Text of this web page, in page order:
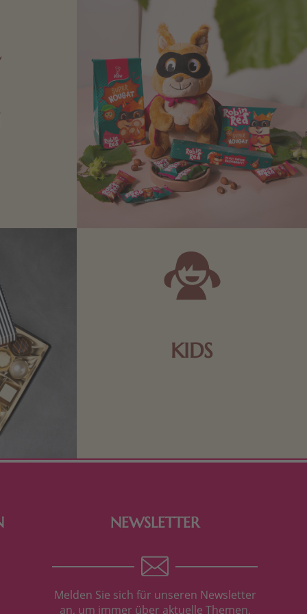
KIDS
NEWSLETTER
Melden Sie sich für unseren Newsletter
an, um immer über aktuelle Themen,